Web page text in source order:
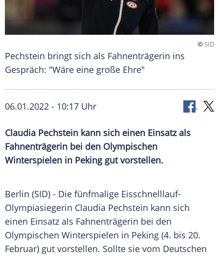
©SID
Pechstein bringt sich als Fahnenträgerin ins
Gespräch: "Wäre eine große Ehre"
06.01.2022 - 10:17 Uhr
Claudia Pechstein kann sich einen Einsatz als
Fahnenträgerin bei den Olympischen
Winterspielen in Pekinggut vorstellen.
Berlin (SID) - Die fünfmalige Eisschnelllauf-
Olympiasiegerin Claudia Pechstein kann sich
einen Einsatz als Fahnenträgerin bei den
Olympischen Winterspielen in Peking (4. bis 20.
Februar) gut vorstellen. Sollte sie vom Deutschen